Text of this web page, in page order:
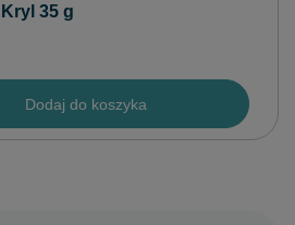
35 g
Dodaj do koszyka